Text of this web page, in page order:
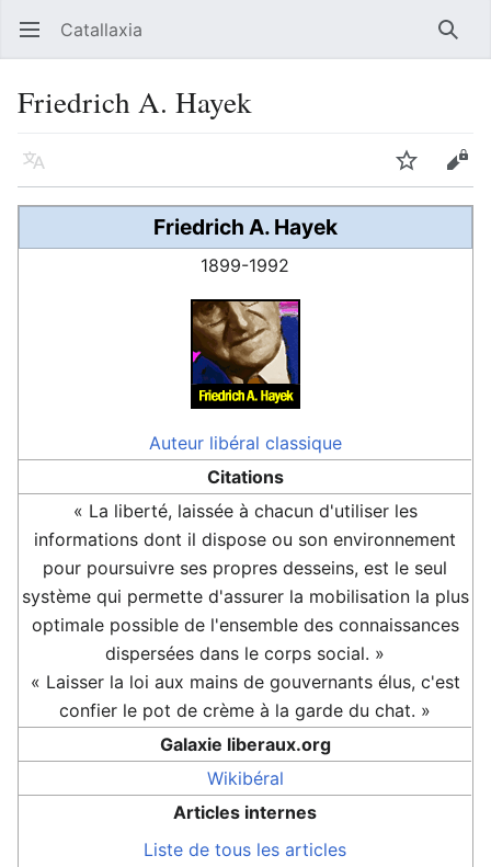
Ouvrir le menu principal Catallaxia
Friedrich A. Hayek
Langue Suivre
Friedrich A. Hayek
1899-1992
Auteur libéral classique
Citations
« La liberté, laissée à chacun d'utiliser les
informations dont il dispose ou son environnement
pour poursuivre ses propres desseins, est le seul
système qui permette d'assurer la mobilisation la plus
optimale possible de l'ensemble des connaissances
dispersées dans le corps social. »
« Laisser la loi aux mains de gouvernants élus, c'est
confier le pot de crème à la garde du chat. »
Galaxie liberaux.org
Wikibéral
Articles internes
Liste de tous les articles